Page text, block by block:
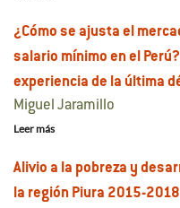
¿Cómo se ajusta el
salario mínimo en el
experiencia de la última
Miguel Jaramillo
Leer más
Alivio a la pobreza y
la región Piura 2015-2018